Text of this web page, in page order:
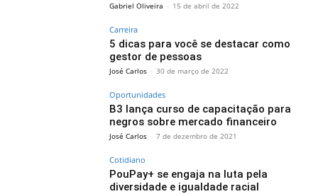
Gabriel Oliveira - 15 de abril de 2022
Carreira
5 dicas para você se destacar como
gestor de pessoas
José Carlos - 30 de março de 2022
Oportunidades
B3 lança curso de capacitação para
negros sobre mercado financeiro
José Carlos - 7 de dezembro de 2021
Cotidiano
PouPay+ se engaja na luta pela
diversidade e igualdade racial